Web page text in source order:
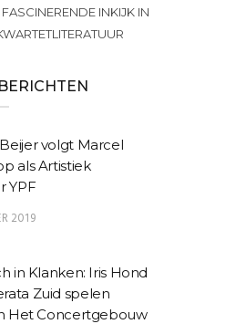
INKIJK IN
volgt Marcel
als Artistiek
YPF
2019
in Klanken: Iris Hond
Zuid spelen
Het Concertgebouw